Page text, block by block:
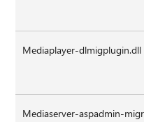
Mediaplayer-dlmigplugin.dll
Mediaserver-aspadmin-